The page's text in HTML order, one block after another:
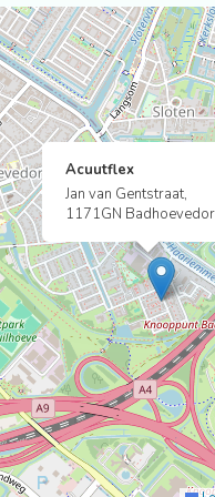
Acuutflex
Jan van Gentstraat,
1171GN